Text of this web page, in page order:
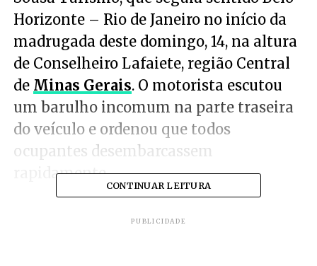
Horizonte – Rio de Janeiro no início da
madrugada deste domingo, 14, na altura
de Conselheiro Lafaiete, região Central
de Minas Gerais. O motorista escutou
um barulho incomum na parte traseira
do veículo e ordenou que todos
ocupantes desembarcassem
rapidamente.
CONTINUAR LEITURA
PUBLICIDADE